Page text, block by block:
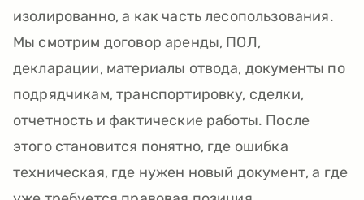
изолированно, а как часть лесопользования.
Мы смотрим договор аренды, ПОЛ,
декларации, материалы отвода, документы по
подрядчикам, транспортировку, сделки,
отчетность и фактические работы. После
этого становится понятно, где ошибка
техническая, где нужен новый документ, а где